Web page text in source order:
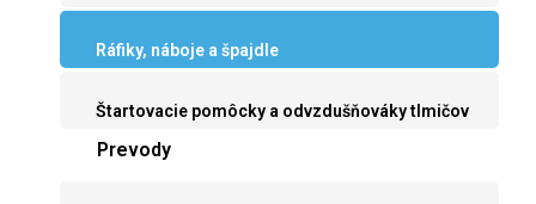
Ráfiky, náboje a špajdle
Štartovacie pomôcky a odvzdušňováky tlmičov
Prevody